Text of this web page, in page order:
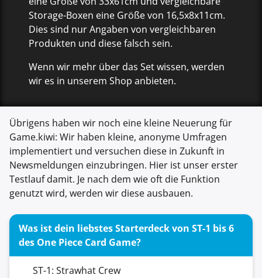
Storage-Boxen eine Größe von 16,5x8x11cm.
Dies sind nur Angaben von vergleichbaren
Produkten und diese falsch sein.
Wenn wir mehr über das Set wissen, werden
wir es in unserem Shop anbieten.
Übrigens haben wir noch eine kleine Neuerung für
Game.kiwi: Wir haben kleine, anonyme Umfragen
implementiert und versuchen diese in Zukunft in
Newsmeldungen einzubringen. Hier ist unser erster
Testlauf damit. Je nach dem wie oft die Funktion
genutzt wird, werden wir diese ausbauen.
Was ist dein liebstes Starterdeck von ST-1 bis 6
des One Piece Card Game?
ST-1: Strawhat Crew